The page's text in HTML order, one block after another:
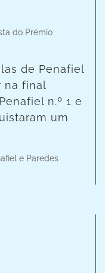
do Prémio
de Penafiel
na final
n.º 1 e
um
e Paredes